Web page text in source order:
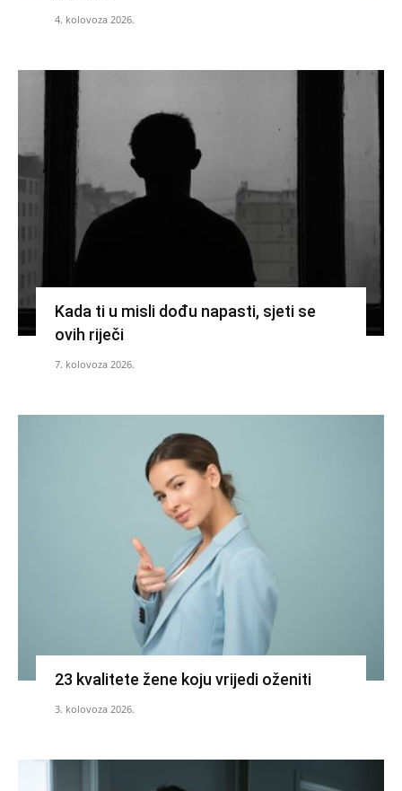
4. kolovoza 2026.
Kada ti u misli dođu napasti, sjeti se
ovih riječi
7. kolovoza 2026.
23 kvalitete žene koju vrijedi oženiti
3. kolovoza 2026.